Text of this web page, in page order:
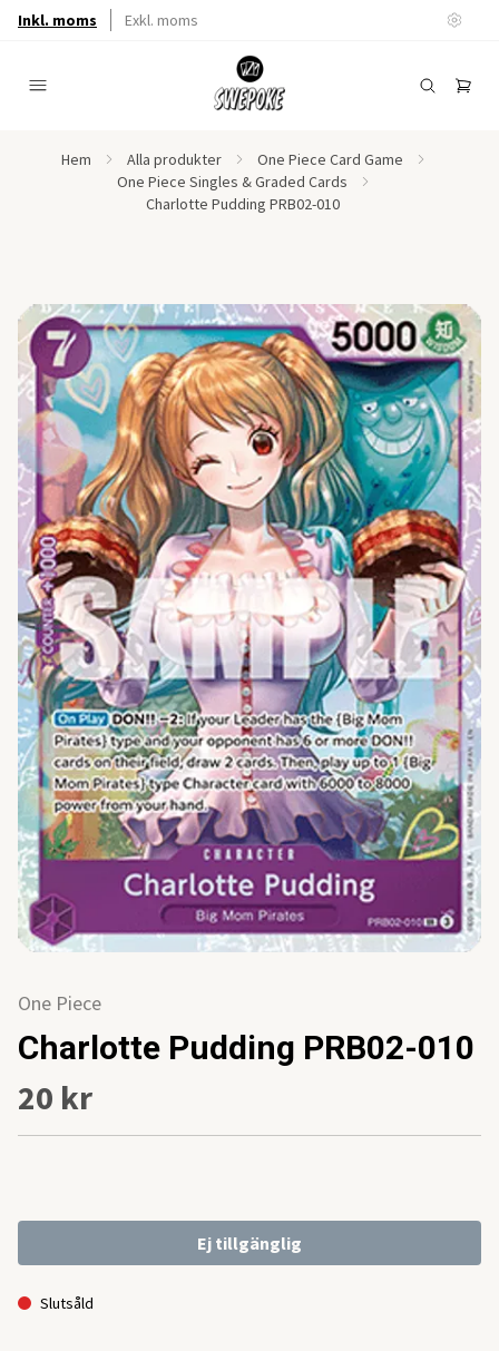
Inkl. moms Exkl. moms
Hem Alla produkter
One Piece Card Game
One Piece Singles & Graded Cards
Charlotte Pudding PRB02-010
One Piece
Charlotte Pudding PRB02-010
20 kr
Ej tillgänglig
Slutsåld